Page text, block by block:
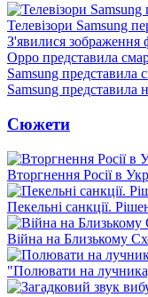
Телевізори Samsung
З'явилися зображення
Oppo представила
Samsung представила
Samsung представила
Сюжети
Вторгнення Росії в
Пекельні санкції.
Війна на Близькому
"Полювати на лучника,